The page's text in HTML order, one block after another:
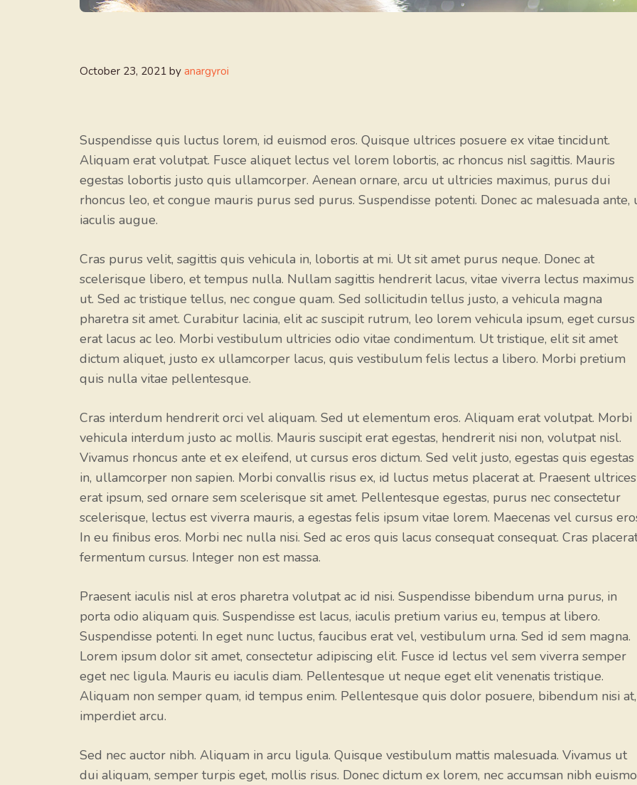
October 23, 2021 by anargyroi
Suspendisse quis luctus lorem, id euismod eros. Quisque ultrices posuere ex vitae tincidunt.
Aliquam erat volutpat. Fusce aliquet lectus vel lorem lobortis, ac rhoncus nisl sagittis. Mauris
egestas lobortis justo quis ullamcorper. Aenean ornare, arcu ut ultricies maximus, purus dui
rhoncus leo, et congue mauris purus sed purus. Suspendisse potenti. Donec ac malesuada ante,
iaculis augue.
Cras purus velit, sagittis quis vehicula in, lobortis at mi. Ut sit amet purus neque. Donec at
scelerisque libero, et tempus nulla. Nullam sagittis hendrerit lacus, vitae viverra lectus maximus
ut. Sed ac tristique tellus, nec congue quam. Sed sollicitudin tellus justo, a vehicula magna
pharetra sit amet. Curabitur lacinia, elit ac suscipit rutrum, leo lorem vehicula ipsum, eget cursus
erat lacus ac leo. Morbi vestibulum ultricies odio vitae condimentum. Ut tristique, elit sit amet
dictum aliquet, justo ex ullamcorper lacus, quis vestibulum felis lectus a libero. Morbi pretium
quis nulla vitae pellentesque.
Cras interdum hendrerit orci vel aliquam. Sed ut elementum eros. Aliquam erat volutpat. Morbi
vehicula interdum justo ac mollis. Mauris suscipit erat egestas, hendrerit nisi non, volutpat nisl.
Vivamus rhoncus ante et ex eleifend, ut cursus eros dictum. Sed velit justo, egestas quis egestas
in, ullamcorper non sapien. Morbi convallis risus ex, id luctus metus placerat at. Praesent ultrices
erat ipsum, sed ornare sem scelerisque sit amet. Pellentesque egestas, purus nec consectetur
scelerisque, lectus est viverra mauris, a egestas felis ipsum vitae lorem. Maecenas vel cursus
In eu finibus eros. Morbi nec nulla nisi. Sed ac eros quis lacus consequat consequat. Cras
fermentum cursus. Integer non est massa.
Praesent iaculis nisl at eros pharetra volutpat ac id nisi. Suspendisse bibendum urna purus, in
porta odio aliquam quis. Suspendisse est lacus, iaculis pretium varius eu, tempus at libero.
Suspendisse potenti. In eget nunc luctus, faucibus erat vel, vestibulum urna. Sed id sem magna.
Lorem ipsum dolor sit amet, consectetur adipiscing elit. Fusce id lectus vel sem viverra semper
eget nec ligula. Mauris eu iaculis diam. Pellentesque ut neque eget elit venenatis tristique.
Aliquam non semper quam, id tempus enim. Pellentesque quis dolor posuere, bibendum nisi at,
imperdiet arcu.
Sed nec auctor nibh. Aliquam in arcu ligula. Quisque vestibulum mattis malesuada. Vivamus ut
dui aliquam, semper turpis eget, mollis risus. Donec dictum ex lorem, nec accumsan nibh